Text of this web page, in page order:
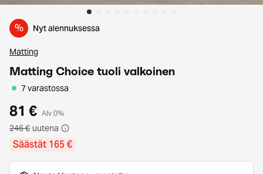
% Nyt alennuksessa
Matting
Matting Choice tuoli valkoinen
7 varastossa
81 € Alv 0%
246 € uutena
Säästät 165 €